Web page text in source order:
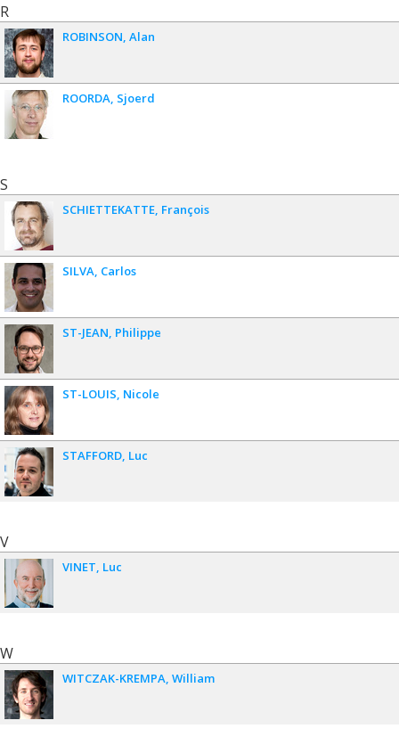
R
ROBINSON Alan
ROORDA Sjoerd
S
SCHIETTEKATTE François
SILVA Carlos
ST-JEAN Philippe
ST-LOUIS Nicole
STAFFORD Luc
V
VINET Luc
W
WITCZAK-KREMPA William